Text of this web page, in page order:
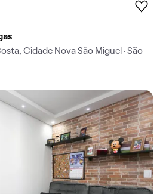
Cidade Nova São Miguel · São